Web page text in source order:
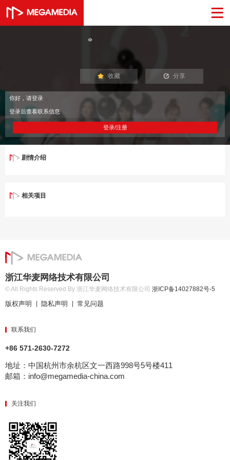
收藏 分享
你好，请登录
登录后查看联系信息
登录/注册
剧情介绍
相关项目
浙江华麦网络技术有限公司
© All Rights Reserved By 浙江华麦网络技术有限公司 浙ICP备14027882号-5
版权声明 隐私声明 常见问题
联系我们
+86 571-2630-7272
地址：中国杭州市余杭区文一西路998号5号楼411
邮箱：info@megamedia-china.com
关注我们